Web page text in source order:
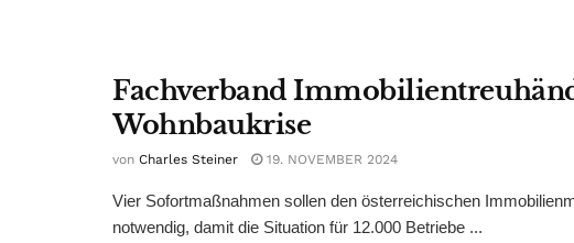
Fachverband
Wohnbaukrise
von Charles Steiner 19. NOVEMBER 2024
Vier Sofortmaßnahmen sollen den österreichischen
notwendig, damit die Situation für 12.000 Betriebe ...